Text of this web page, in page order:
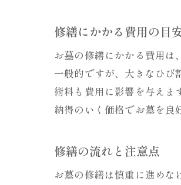
修繕にかかる費用の目
お墓の修繕にかかる費用
一般的ですが、大きなひび
術料も費用に影響を与えま
納得のいく価格でお墓を良
修繕の流れと注意点
お墓の修繕は慎重に進め